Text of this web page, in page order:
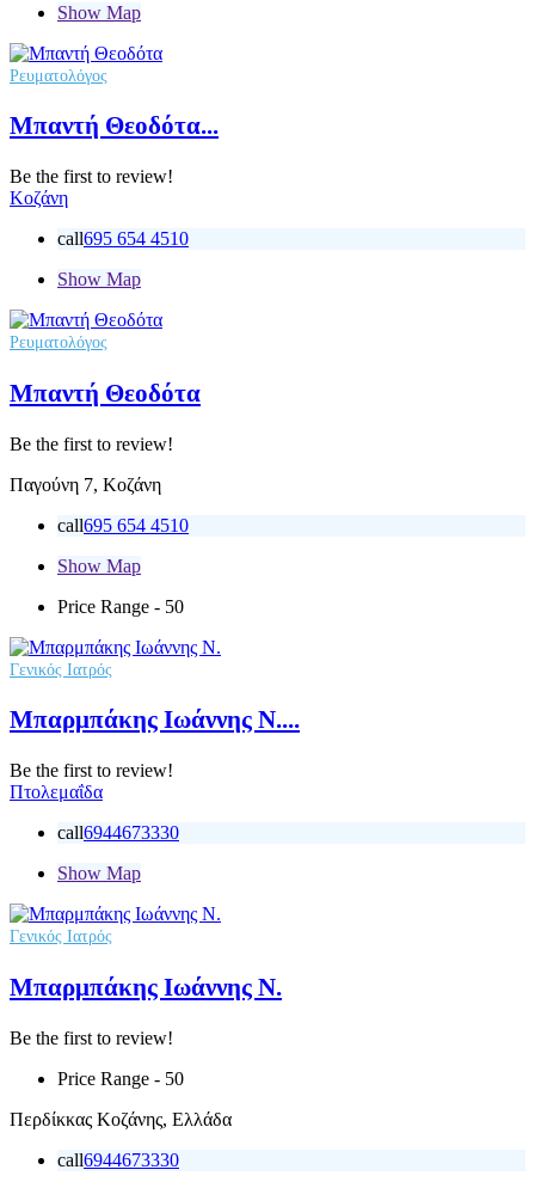
Show Map
Ρευματολόγος
Μπαντή Θεοδότα...
Be the first to review!
Κοζάνη
call695 654 4510
Show Map
Ρευματολόγος
Μπαντή Θεοδότα
Be the first to review!
Παγούνη 7, Κοζάνη
call695 654 4510
Show Map
Price Range - 50
Γενικός Ιατρός
Μπαρμπάκης Ιωάννης Ν....
Be the first to review!
Πτολεμαΐδα
call6944673330
Show Map
Γενικός Ιατρός
Μπαρμπάκης Ιωάννης Ν.
Be the first to review!
Price Range - 50
Περδίκκας Κοζάνης, Ελλάδα
call6944673330